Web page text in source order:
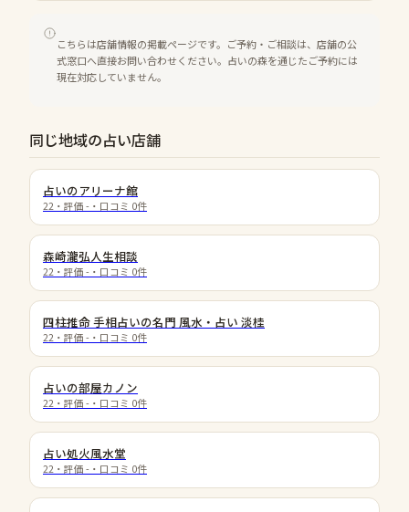
こちらは店舗情報の掲載ページです。ご予約・ご相談は、店舗の公
式窓口へ直接お問い合わせください。占いの森を通じたご予約には
現在対応していません。
同じ地域の占い店舗
占いのアリーナ館
22 ・評価 - ・口コミ 0件
森崎瀧弘人生相談
22 ・評価 - ・口コミ 0件
四柱推命 手相占いの名門 風水・占い 淡桂
22 ・評価 - ・口コミ 0件
占いの部屋カノン
22 ・評価 - ・口コミ 0件
占い処火風水堂
22 ・評価 - ・口コミ 0件